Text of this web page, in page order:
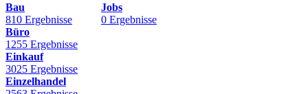
Bau
810 Ergebnisse
Büro
1255 Ergebnisse
Einkauf
3025 Ergebnisse
Einzelhandel
Jobs
0 Ergebnisse